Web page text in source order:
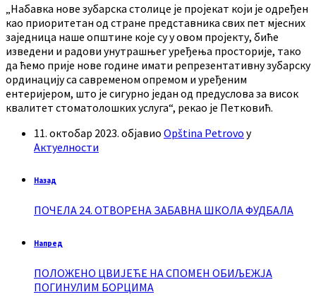
„Набавка нове зубарска столице је пројекат који је одређен
као приоритетан од стране представника свих пет мјесних
заједница наше општине које су у овом пројекту, биће
изведени и радови унутрашњег уређења просторије, тако
да ћемо прије нове године имати репрезентативну зубарску
ординацију са савременом опремом и уређеним
ентеријером, што је сигурно један од предуслова за висок
квалитет стоматолошких услуга“, рекао је Петковић.
11. октобар 2023. објавио Opština Petrovo у
Актуелности
Назад
ПОЧЕЛА 24. ОТВОРЕНА ЗАБАВНА ШКОЛА ФУДБАЛА
Напред
ПОЛОЖЕНО ЦВИЈЕЋЕ НА СПОМЕН ОБИЉЕЖЈА
ПОГИНУЛИМ БОРЦИМА